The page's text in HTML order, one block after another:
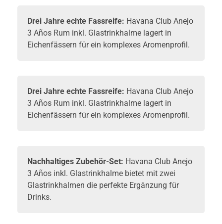
Drei Jahre echte Fassreife: Havana Club Anejo
3 Años Rum inkl. Glastrinkhalme lagert in
Eichenfässern für ein komplexes Aromenprofil.
Drei Jahre echte Fassreife: Havana Club Anejo
3 Años Rum inkl. Glastrinkhalme lagert in
Eichenfässern für ein komplexes Aromenprofil.
Nachhaltiges Zubehör-Set: Havana Club Anejo
3 Años inkl. Glastrinkhalme bietet mit zwei
Glastrinkhalmen die perfekte Ergänzung für
Drinks.